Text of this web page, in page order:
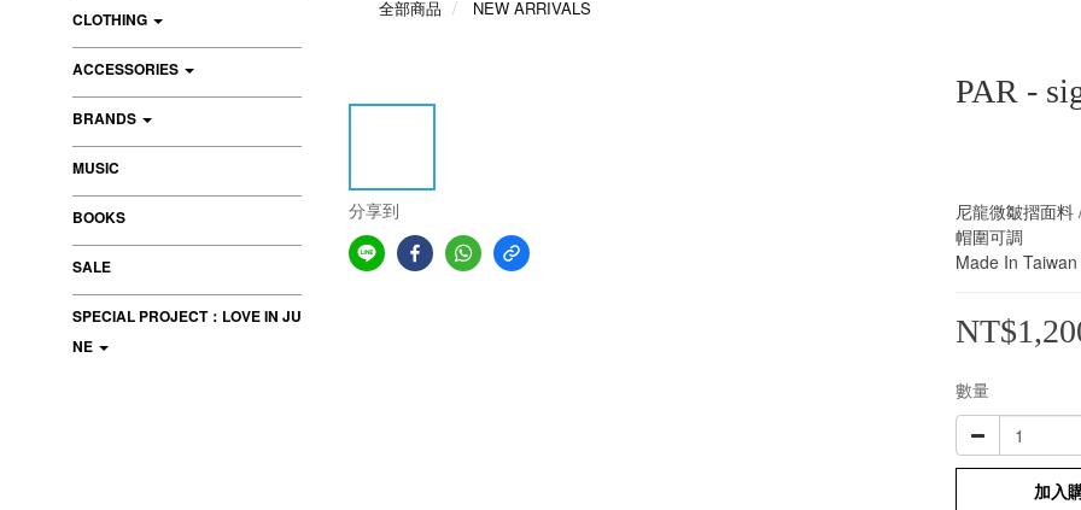
CLOTHING
ACCESSORIES
BRANDS
MUSIC
BOOKS
SALE
SPECIAL PROJECT：LOVE IN JU
NE
全部商品 NEW ARRIVALS
分享到
PAR -
尼龍微皺摺面料
帽圍可調
Made In Taiwan
數量
加入